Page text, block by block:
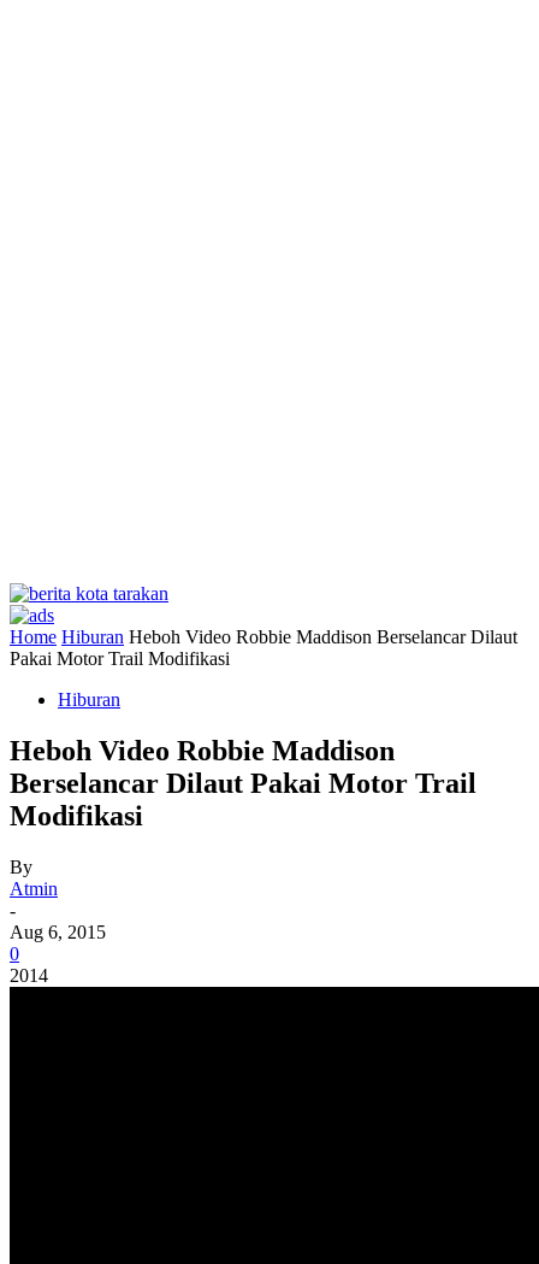
Home Hiburan Heboh Video Robbie Maddison Berselancar Dilaut
Pakai Motor Trail Modifikasi
Hiburan
Heboh Video Robbie Maddison
Berselancar Dilaut Pakai Motor Trail
Modifikasi
By
Atmin
-
Aug 6, 2015
0
2014